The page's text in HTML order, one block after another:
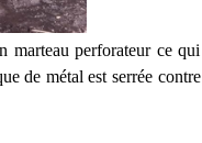
marteau perforateur ce qui
de métal est serrée contre